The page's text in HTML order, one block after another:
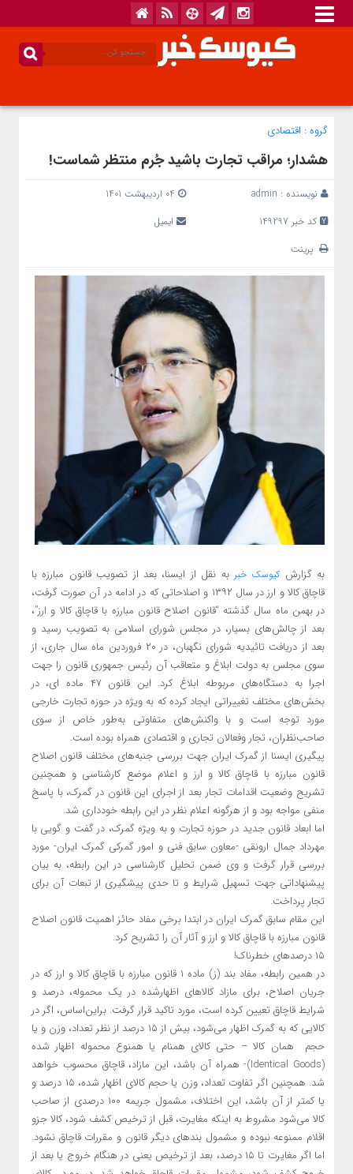
گروه : اقتصادی
هشدار؛‌ مراقب تجارت باشید جُرم منتظر شماست!
نویسنده : admin
کد خبر 149297
ایمیل
پرینت
به گزارش کیوسک خبر به نقل از ایسنا، بعد از تصویب قانون مبارزه با
قاچاق کالا و ارز در سال ۱۳۹۲ و اصلاحاتی که در ادامه در آن صورت گرفت،
در بهمن ماه سال گذشته “قانون اصلاح قانون مبارزه با قاچاق کالا و ارز”،
بعد از چالش‌های بسیار، در مجلس شورای اسلامی به تصویب رسید و
بعد از دریافت تائیدیه شورای نگهبان، در ۲۰ فروردین ماه سال جاری، از
سوی مجلس به دولت ابلاغ و متعاقب آن رئیس جمهوری قانون را جهت
اجرا به دستگاه‌های مربوطه ابلاغ کرد. این قانون ۴۷ ماده ای، در
بخش‌های مختلف تغییراتی ایجاد کرده که به ویژه در حوزه تجارت خارجی
مورد توجه است و با واکنش‌های متفاوتی به‌طور خاص از سوی
صاحب‌نظران، تجار وفعالان تجاری و اقتصادی همراه بوده است.
پیگیری ایسنا از گمرک ایران جهت بررسی جنبه‌های مختلف قانون اصلاح
قانون مبارزه با قاچاق کالا و ارز و اعلام موضع کارشناسی و همچنین
تشریح وضعیت اقدامات تجار بعد از اجرای این قانون در گمرک، با پاسخ
منفی مواجه بود و از هرگونه اعلام نظر در این رابطه خودداری شد.
اما ابعاد قانون جدید در حوزه تجارت و به ویژه گمرک، در گفت و گویی با
مهرداد جمال ارونقی -معاون سابق فنی و امور گمرکی گمرک ایران- مورد
بررسی قرار گرفت و وی ضمن تحلیل کارشناسی در این رابطه، به بیان
پیشنهاداتی جهت تسهیل شرایط و تا حدی پیشگیری از تبعات آن برای
تجار پرداخت.
این مقام سابق گمرک ایران در ابتدا برخی مفاد حائز اهمیت قانون اصلاح
قانون مبارزه با قاچاق کالا و ارز و آثار آن را تشریح کرد.
۱۵ درصدهای خطرناک!
در همین رابطه، مفاد بند (ز) ماده ۱ قانون مبارزه با قاچاق کالا و ارز که در
جریان اصلاح، برای مازاد کالاهای اظهارشده در یک محموله، درصد و
شرایط قاچاق تعیین کرده است، مورد تاکید قرار گرفت. براین‌اساس، اگر در
کالایی که به گمرک اظهار می‌شود، بیش از ۱۵ درصد از نظر تعداد، وزن و یا
حجم همان کالا – حتی کالای همنام یا همنوع محموله اظهار شده
(Identical Goods)- همراه آن باشد، این مازاد، قاچاق محسوب خواهد
شد. همچنین اگر تفاوت تعداد، وزن یا حجم کالای اظهار شده، ۱۵ درصد و
یا کمتر از آن باشد، این اختلاف، مشمول جریمه ۱۰۰ درصدی از صاحب
کالا می‌شود مشروط به اینکه مغایرت، قبل از ترخیص کشف شود، کالا جزو
اقلام ممنوعه نبوده و مشمول بندهای دیگر قانون و مقررات قاچاق نشود.
اما اگر مغایرت تا ۱۵ درصد، بعد از ترخیص یعنی در هنگام خروج یا بعد از